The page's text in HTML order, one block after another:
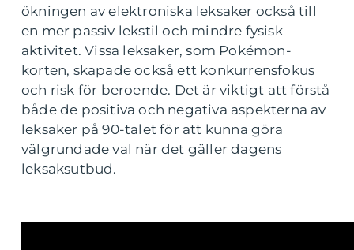
ökningen av elektroniska leksaker också till
en mer passiv lekstil och mindre fysisk
aktivitet. Vissa leksaker, som Pokémon-
korten, skapade också ett konkurrensfokus
och risk för beroende. Det är viktigt att förstå
både de positiva och negativa aspekterna av
leksaker på 90-talet för att kunna göra
välgrundade val när det gäller dagens
leksaksutbud.